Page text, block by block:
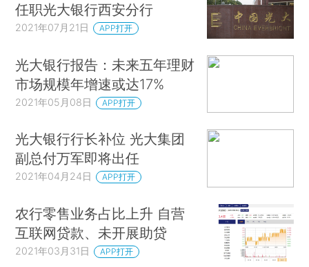
任职光大银行西安分行
2021年07月21日 APP打开
光大银行报告：未来五年理财
市场规模年增速或达17%
2021年05月08日 APP打开
光大银行行长补位 光大集团
副总付万军即将出任
2021年04月24日 APP打开
农行零售业务占比上升 自营
互联网贷款、未开展助贷
2021年03月31日 APP打开